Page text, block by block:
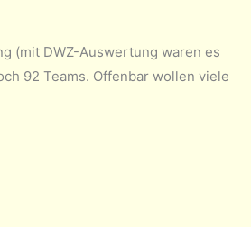
(mit DWZ-Auswertung waren es
92 Teams. Offenbar wollen viele